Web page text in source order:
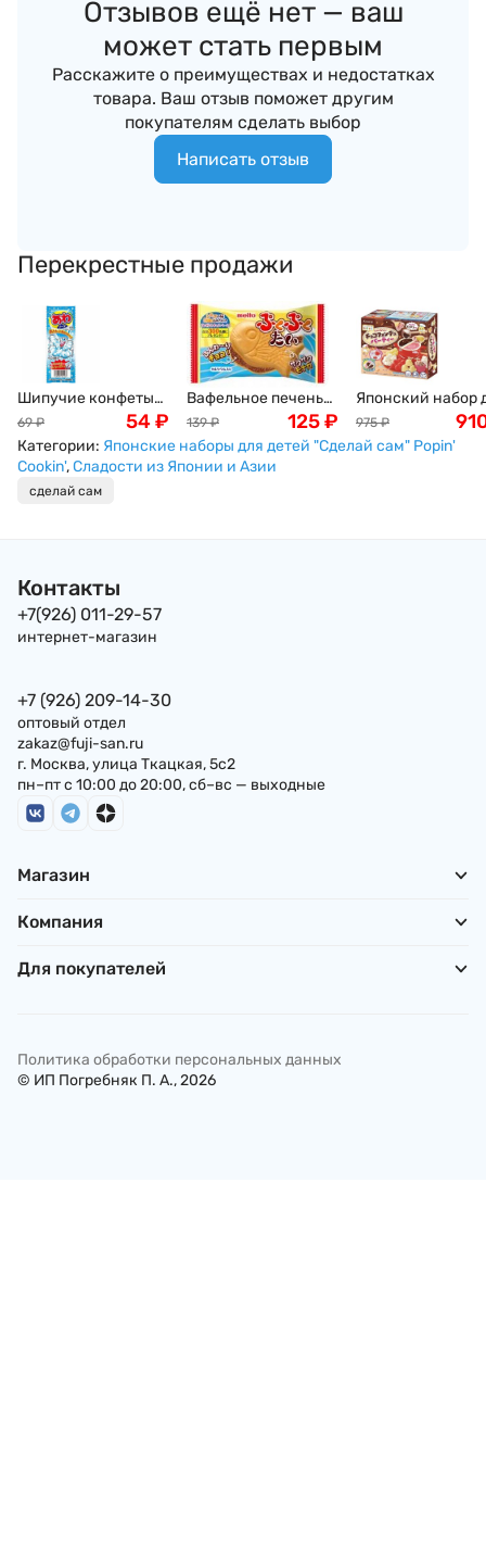
Отзывов ещё нет — ваш
может стать первым
Расскажите о преимуществах и недостатках
товара. Ваш отзыв поможет другим
покупателям сделать выбор
Написать отзыв
Перекрестные продажи
Шипучие конфеты
со вкусом рамунэ
сидр Bubble Candy
Cola Coris, 3шт.
69 ₽ 54₽
Вафельное печенье
"Тайяки" Meito,
Япония, 16,5г
139 ₽ 125₽
Японский набор
детей "Сделай
Вечеринка с
шоколадным
975 ₽
Категории: Японские наборы для детей "Сделай сам" Popin'
Cookin',Сладости из Японии и Азии
сделай сам
Контакты
+7(926) 011-29-57
интернет-магазин
+7 (926) 209-14-30
оптовый отдел
zakaz@fuji-san.ru
г. Москва, улица Ткацкая, 5с2
пн–пт с 10:00 до 20:00, сб–вс — выходные
Магазин
Компания
Для покупателей
© ИП Погребняк П. А., 2026
Политика обработки персональных данных